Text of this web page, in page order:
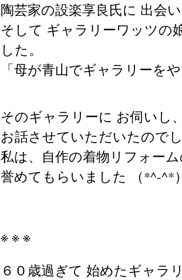
陶芸家の設楽享良氏に 出会
そして ギャラリーワッツの
した。
「母が青山でギャラリーを
そのギャラリーに お伺いし
お話させていただいたので
私は、自作の着物リフォー
誉めてもらいました （*^-^*
※ ※ ※
６０歳過ぎて 始めたギャラ